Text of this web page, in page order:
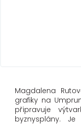
Magdalena
grafiky na
připravuje
byznysplány.